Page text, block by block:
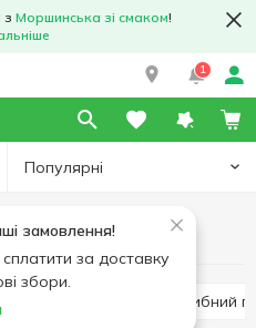
з Моршинська зі смаком!
1
Популярні
замовлення!
за доставку
збори.
Паштет із птиці
Рибний